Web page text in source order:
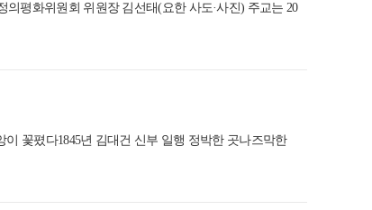
의평화위원회 위원장 김선태(요한 사도·사진) 주교는 20
꽃폈다1845년 김대건 신부 일행 정박한 곳나즈막한